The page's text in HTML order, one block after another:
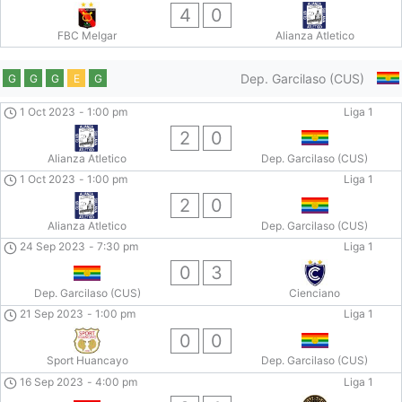
FBC Melgar
4 0
Alianza Atletico
Dep. Garcilaso (CUS)
G G G E G
Liga 1
1 Oct 2023 - 1:00 pm
Alianza Atletico
2 0
Dep. Garcilaso (CUS)
Liga 1
1 Oct 2023 - 1:00 pm
Alianza Atletico
2 0
Dep. Garcilaso (CUS)
Liga 1
24 Sep 2023 - 7:30 pm
Dep. Garcilaso (CUS)
0 3
Cienciano
Liga 1
21 Sep 2023 - 1:00 pm
Sport Huancayo
0 0
Dep. Garcilaso (CUS)
Liga 1
16 Sep 2023 - 4:00 pm